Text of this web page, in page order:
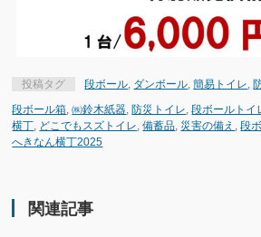
投稿タグ 段ボール ダンボール ,簡易トイレ ,
段ボール箱 ,㈱鈴木紙器 ,防災トイレ ,段ボールトイ
横丁 どこでもスズトイレ ,備蓄品 災害の備え ,段
へきなん横丁2025
関連記事